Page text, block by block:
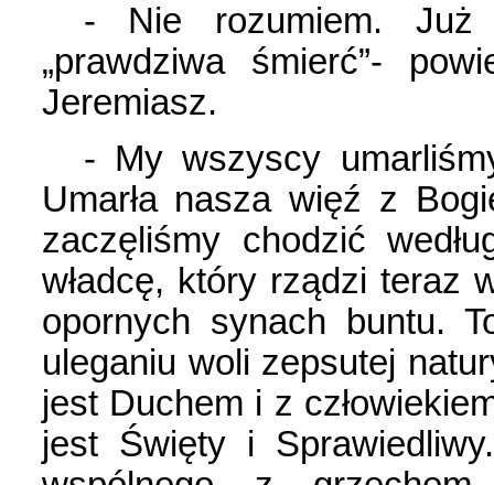
- Nie rozumiem. Już
„prawdziwa śmierć”-
Jeremiasz.
- My wszyscy
Umarła nasza więź z
zaczęliśmy chodzić
władcę, który rządzi teraz
opornych synach buntu.
uleganiu woli zepsutej
jest Duchem i z
jest Święty i